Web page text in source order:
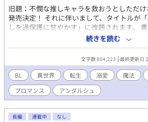
旧題：不憫な推しキャラを救おうとしただ
発売決定！ それに伴いまして、タイトルが
しを過保護に甘やかす」に改題されます。
ては非公開（レンタル）となります。 書籍
変更がございます。 修正はもちろんのこと
エピソードも加筆しております。 web版よ
楽しめる内容になっております。 各書店、
始しております。 アニメイト様、コミコミス
特典もございます。 よろしくお願いします！
幼児）が前世でプレイしていた乙女ゲーム『
攻略が非常に難しくバッドエンドを迎える
ってしまう不憫な攻略対象がいた。 一度も
続きを読む
文字数 804,223 最終更新日
BL 異世界 転生 溺愛 魔法
ブロマンス
アンダルシュ
長編 連載中 なし